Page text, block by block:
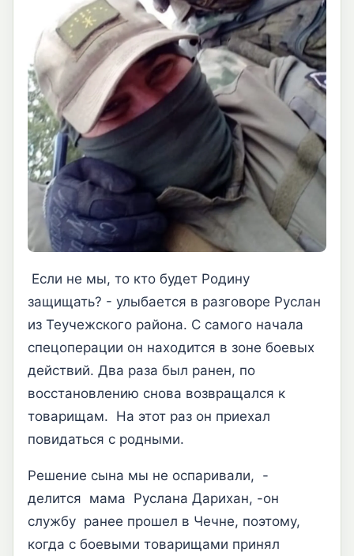
Если не мы, то кто будет Родину
защищать? - улыбается в разговоре Руслан
из Теучежского района. С самого начала
спецоперации он находится в зоне боевых
действий. Два раза был ранен, по
восстановлению снова возвращался к
товарищам. На этот раз он приехал
повидаться с родными.
Решение сына мы не оспаривали, -
делится мама Руслана Дарихан, -он
службу ранее прошел в Чечне, поэтому,
когда с боевыми товарищами принял